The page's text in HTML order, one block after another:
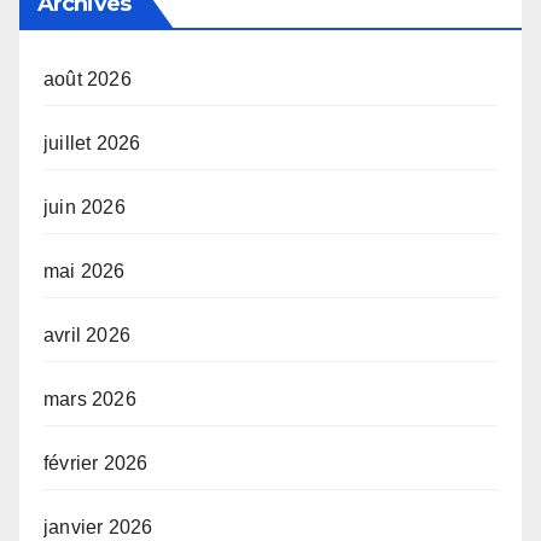
août 2026
juillet 2026
juin 2026
mai 2026
avril 2026
mars 2026
février 2026
janvier 2026